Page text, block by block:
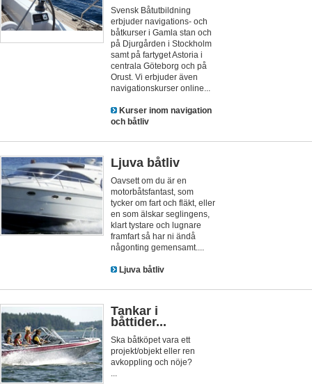
Svensk Båtutbildning
erbjuder navigations- och
båtkurser i Gamla stan och
på Djurgården i Stockholm
samt på fartyget Astoria i
centrala Göteborg och på
Orust. Vi erbjuder även
navigationskurser online...
Kurser inom navigation
och båtliv
Ljuva båtliv
Oavsett om du är en
motorbåtsfantast, som
tycker om fart och fläkt, eller
en som älskar seglingens,
klart tystare och lugnare
framfart så har ni ändå
någonting gemensamt....
Ljuva båtliv
Tankar i
båttider...
Ska båtköpet vara ett
projekt/objekt eller ren
avkoppling och nöje?